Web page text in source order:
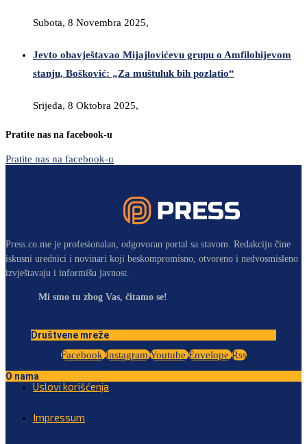
Subota, 8 Novembra 2025,
Jevto obavještavao Mijajlovićevu grupu o Amfilohijevom
stanju, Bošković: „Za muštuluk bih pozlatio“
Srijeda, 8 Oktobra 2025,
Pratite nas na facebook-u
Pratite nas na facebook-u
Press.co.me je profesionalan, odgovoran portal sa stavom. Redakciju čine
iskusni urednici i novinari koji beskompromisno, otvoreno i nedvosmisleno
izvještavaju i informišu javnost.
Mi smo tu zbog Vas, čitamo se!
Društvene mreže
Facebook Instagram Youtube Envelope Rss
O nama
Uslovi korišćenja
Impressum